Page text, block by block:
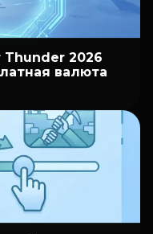
2026
валюта